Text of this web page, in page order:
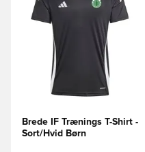
Brede IF Trænings T-Shirt -
Sort/Hvid Børn